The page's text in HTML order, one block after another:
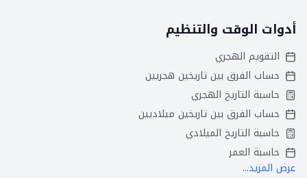
أدوات الوقت والتنظيم
التقويم الهجري
حساب الفرق بين تاريخين هجريين
حاسبة التاريخ الهجري
حساب الفرق بين تاريخين ميلاديين
حاسبة التاريخ الميلادي
حاسبة العمر
عرض المزيد...